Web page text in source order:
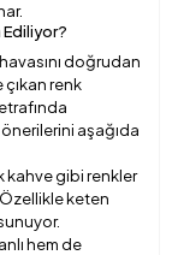
Ediliyor?
doğrudan
çıkan renk
önerilerini aşağıda
kahve gibi renkler
keten
hem de